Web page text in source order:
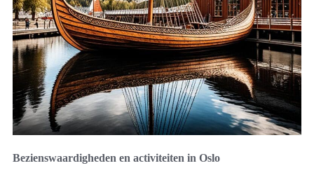
Bezienswaardigheden en activiteiten in Oslo